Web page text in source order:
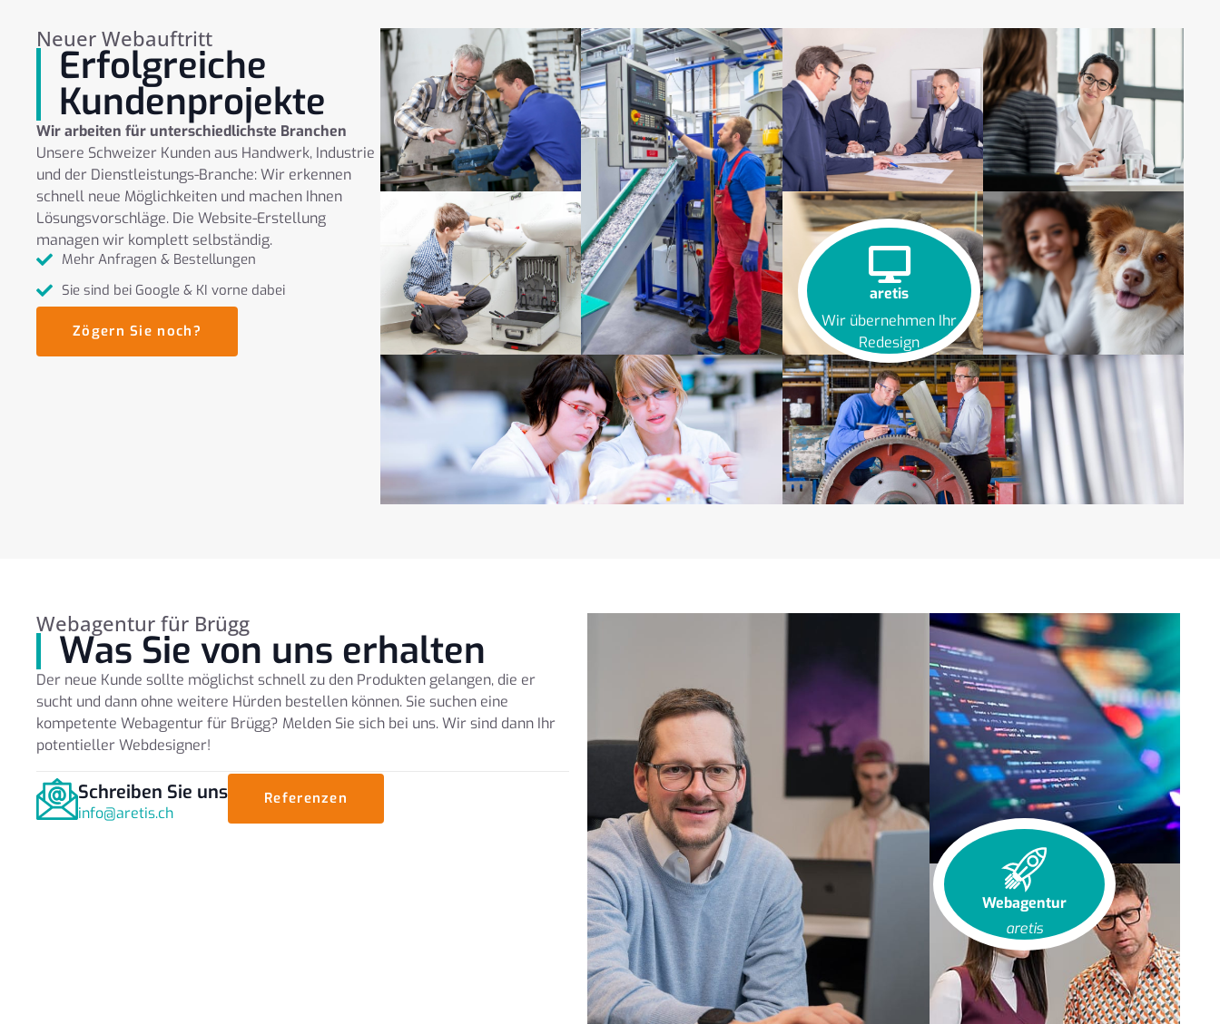
Neuer Webauftritt
Erfolgreiche
Kundenprojekte
Wir arbeiten für unterschiedlichste Branchen
Unsere Schweizer Kunden aus Handwerk, Industrie
und der Dienstleistungs-Branche: Wir erkennen
schnell neue Möglichkeiten und machen Ihnen
Lösungsvorschläge. Die Website-Erstellung
managen wir komplett selbständig.
Mehr Anfragen & Bestellungen
Sie sind bei Google & KI vorne dabei
Zögern Sie noch?
aretis
Wir übernehmen Ihr
Redesign
Webagentur für Brügg
Was Sie von uns erhalten
Der neue Kunde sollte möglichst schnell zu den Produkten gelangen, die er
sucht und dann ohne weitere Hürden bestellen können. Sie suchen eine
kompetente Webagentur für Brügg? Melden Sie sich bei uns. Wir sind dann Ihr
potentieller Webdesigner!
Schreiben Sie uns
info@aretis.ch
Referenzen
Webagentur
aretis